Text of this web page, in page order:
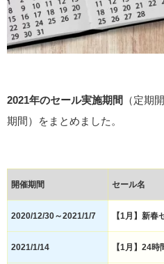
2021年のセール実施期間
（定期
期間）をまとめました。
開催期間 セール名
2020/12/30～2021/1/7 【1月】新春
2021/1/14 【1月】24